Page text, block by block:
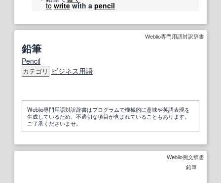
to writewith a pencil
Weblio専門用語対訳辞書
鉛筆
Pencil
カテゴリ ビジネス用語
Weblio専門用語対訳辞書はプログラムで機械的に意味や英語表現を
生成しているため、不適切な項目が含まれていることもあります。
ご了承くださいませ。
Weblio例文辞書
鉛筆